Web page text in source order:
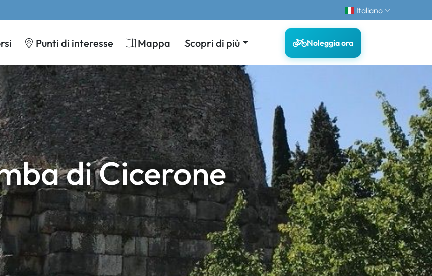
Italiano
Punti di interesse Mappa Scopri di più Noleggia ora
di Cicerone